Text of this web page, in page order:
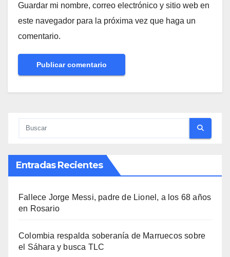
Guardar mi nombre, correo electrónico y sitio web en
este navegador para la próxima vez que haga un
comentario.
Entradas Recientes
Fallece Jorge Messi, padre de Lionel, a los 68 años
en Rosario
Colombia respalda soberanía de Marruecos sobre
el Sáhara y busca TLC